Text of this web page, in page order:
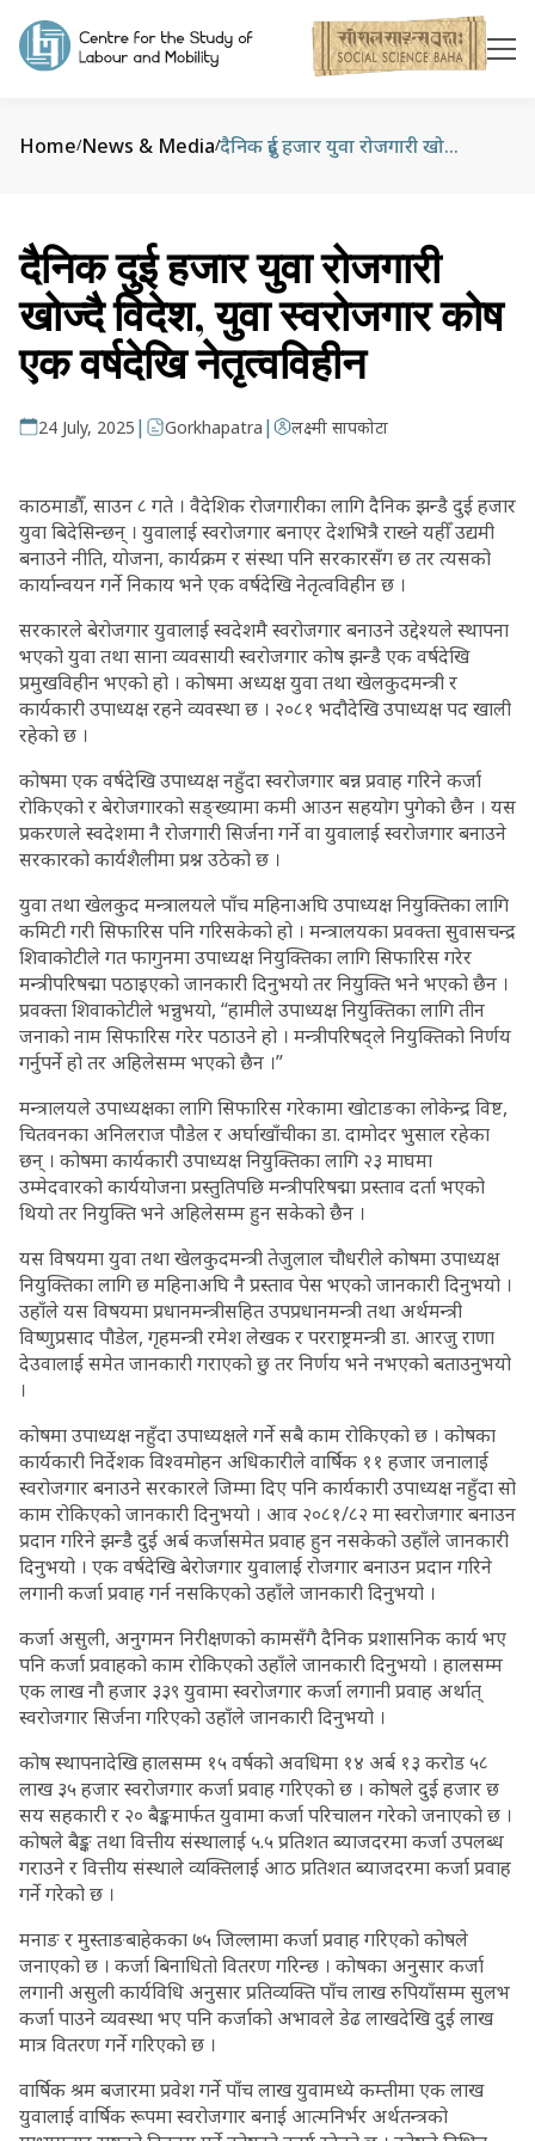
Home/News & Media/ दैनिक दुई हजार युवा रोजगारी खोज्दै विदेश, युवा स्वरोजगार कोष एक वर्षदेखि नेतृत्वविहीन
दैनिक दुई हजार युवा रोजगारी
खोज्दै विदेश, युवा स्वरोजगार कोष
एक वर्षदेखि नेतृत्वविहीन
24 July, 2025 | Gorkhapatra | लक्ष्मी सापकोटा
काठमाडौँ, साउन ८ गते । वैदेशिक रोजगारीका लागि दैनिक झन्डै दुई हजार
युवा बिदेसिन्छन् । युवालाई स्वरोजगार बनाएर देशभित्रै राख्ने यहीँ उद्यमी
बनाउने नीति, योजना, कार्यक्रम र संस्था पनि सरकारसँग छ तर त्यसको
कार्यान्वयन गर्ने निकाय भने एक वर्षदेखि नेतृत्वविहीन छ ।
सरकारले बेरोजगार युवालाई स्वदेशमै स्वरोजगार बनाउने उद्देश्यले स्थापना
भएको युवा तथा साना व्यवसायी स्वरोजगार कोष झन्डै एक वर्षदेखि
प्रमुखविहीन भएको हो । कोषमा अध्यक्ष युवा तथा खेलकुदमन्त्री र
कार्यकारी उपाध्यक्ष रहने व्यवस्था छ । २०८१ भदौदेखि उपाध्यक्ष पद खाली
रहेको छ ।
कोषमा एक वर्षदेखि उपाध्यक्ष नहुँदा स्वरोजगार बन्न प्रवाह गरिने कर्जा
रोकिएको र बेरोजगारको सङ्ख्यामा कमी आउन सहयोग पुगेको छैन । यस
प्रकरणले स्वदेशमा नै रोजगारी सिर्जना गर्ने वा युवालाई स्वरोजगार बनाउने
सरकारको कार्यशैलीमा प्रश्न उठेको छ ।
युवा तथा खेलकुद मन्त्रालयले पाँच महिनाअघि उपाध्यक्ष नियुक्तिका लागि
कमिटी गरी सिफारिस पनि गरिसकेको हो । मन्त्रालयका प्रवक्ता सुवासचन्द्र
शिवाकोटीले गत फागुनमा उपाध्यक्ष नियुक्तिका लागि सिफारिस गरेर
मन्त्रीपरिषद्मा पठाइएको जानकारी दिनुभयो तर नियुक्ति भने भएको छैन ।
प्रवक्ता शिवाकोटीले भन्नुभयो, “हामीले उपाध्यक्ष नियुक्तिका लागि तीन
जनाको नाम सिफारिस गरेर पठाउने हो । मन्त्रीपरिषद्ले नियुक्तिको निर्णय
गर्नुपर्ने हो तर अहिलेसम्म भएको छैन ।”
मन्त्रालयले उपाध्यक्षका लागि सिफारिस गरेकामा खोटाङका लोकेन्द्र विष्ट,
चितवनका अनिलराज पौडेल र अर्घाखाँचीका डा. दामोदर भुसाल रहेका
छन् । कोषमा कार्यकारी उपाध्यक्ष नियुक्तिका लागि २३ माघमा
उम्मेदवारको कार्ययोजना प्रस्तुतिपछि मन्त्रीपरिषद्मा प्रस्ताव दर्ता भएको
थियो तर नियुक्ति भने अहिलेसम्म हुन सकेको छैन ।
यस विषयमा युवा तथा खेलकुदमन्त्री तेजुलाल चौधरीले कोषमा उपाध्यक्ष
नियुक्तिका लागि छ महिनाअघि नै प्रस्ताव पेस भएको जानकारी दिनुभयो ।
उहाँले यस विषयमा प्रधानमन्त्रीसहित उपप्रधानमन्त्री तथा अर्थमन्त्री
विष्णुप्रसाद पौडेल, गृहमन्त्री रमेश लेखक र परराष्ट्रमन्त्री डा. आरजु राणा
देउवालाई समेत जानकारी गराएको छु तर निर्णय भने नभएको बताउनुभयो
।
कोषमा उपाध्यक्ष नहुँदा उपाध्यक्षले गर्ने सबै काम रोकिएको छ । कोषका
कार्यकारी निर्देशक विश्वमोहन अधिकारीले वार्षिक ११ हजार जनालाई
स्वरोजगार बनाउने सरकारले जिम्मा दिए पनि कार्यकारी उपाध्यक्ष नहुँदा सो
काम रोकिएको जानकारी दिनुभयो । आव २०८१/८२ मा स्वरोजगार बनाउन
प्रदान गरिने झन्डै दुई अर्ब कर्जासमेत प्रवाह हुन नसकेको उहाँले जानकारी
दिनुभयो । एक वर्षदेखि बेरोजगार युवालाई रोजगार बनाउन प्रदान गरिने
लगानी कर्जा प्रवाह गर्न नसकिएको उहाँले जानकारी दिनुभयो ।
कर्जा असुली, अनुगमन निरीक्षणको कामसँगै दैनिक प्रशासनिक कार्य भए
पनि कर्जा प्रवाहको काम रोकिएको उहाँले जानकारी दिनुभयो । हालसम्म
एक लाख नौ हजार ३३९ युवामा स्वरोजगार कर्जा लगानी प्रवाह अर्थात्
स्वरोजगार सिर्जना गरिएको उहाँले जानकारी दिनुभयो ।
कोष स्थापनादेखि हालसम्म १५ वर्षको अवधिमा १४ अर्ब १३ करोड ५८
लाख ३५ हजार स्वरोजगार कर्जा प्रवाह गरिएको छ । कोषले दुई हजार छ
सय सहकारी र २० बैङ्कमार्फत युवामा कर्जा परिचालन गरेको जनाएको छ ।
कोषले बैङ्क तथा वित्तीय संस्थालाई ५.५ प्रतिशत ब्याजदरमा कर्जा उपलब्ध
गराउने र वित्तीय संस्थाले व्यक्तिलाई आठ प्रतिशत ब्याजदरमा कर्जा प्रवाह
गर्ने गरेको छ ।
मनाङ र मुस्ताङबाहेकका ७५ जिल्लामा कर्जा प्रवाह गरिएको कोषले
जनाएको छ । कर्जा बिनाधितो वितरण गरिन्छ । कोषका अनुसार कर्जा
लगानी असुली कार्यविधि अनुसार प्रतिव्यक्ति पाँच लाख रुपियाँसम्म सुलभ
कर्जा पाउने व्यवस्था भए पनि कर्जाको अभावले डेढ लाखदेखि दुई लाख
मात्र वितरण गर्ने गरिएको छ ।
वार्षिक श्रम बजारमा प्रवेश गर्ने पाँच लाख युवामध्ये कम्तीमा एक लाख
युवालाई वार्षिक रूपमा स्वरोजगार बनाई आत्मनिर्भर अर्थतन्त्रको